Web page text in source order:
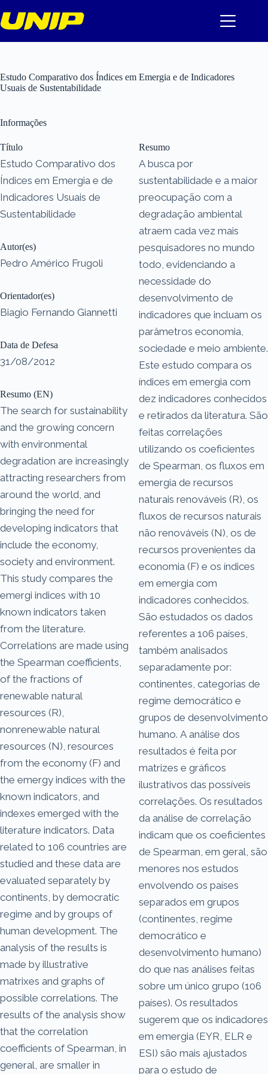
para
o
Estudo Comparativo dos Índices em Emergia e de Indicadores
Usuais de Sustentabilidade
Informações
Título
Estudo Comparativo dos
Índices em Emergia e de
Indicadores Usuais de
Sustentabilidade
Autor(es)
Pedro Américo Frugoli
Orientador(es)
Biagio Fernando Giannetti
Data de Defesa
31/08/2012
Resumo (EN)
The search for sustainability
and the growing concern
with environmental
degradation are increasingly
attracting researchers from
around the world, and
bringing the need for
developing indicators that
include the economy,
society and environment.
This study compares the
emergi indices with 10
known indicators taken
from the literature.
Correlations are made using
the Spearman coefficients,
of the fractions of
renewable natural
resources (R),
nonrenewable natural
resources (N), resources
from the economy (F) and
the emergy indices with the
known indicators, and
indexes emerged with the
literature indicators. Data
related to 106 countries are
studied and these data are
evaluated separately by
continents, by democratic
regime and by groups of
human development. The
analysis of the results is
made by illustrative
matrixes and graphs of
possible correlations. The
results of the analysis show
that the correlation
coefficients of Spearman, in
general, are smaller in
Resumo
A busca por
sustentabilidade e a maior
preocupação com a
degradação ambiental
atraem cada vez mais
pesquisadores no mundo
todo, evidenciando a
necessidade do
desenvolvimento de
indicadores que incluam os
parâmetros economia,
sociedade e meio ambiente.
Este estudo compara os
índices em emergia com
dez indicadores conhecidos
e retirados da literatura. São
feitas correlações
utilizando os coeficientes
de Spearman, os fluxos em
emergia de recursos
naturais renováveis (R), os
fluxos de recursos naturais
não renováveis (N), os de
recursos provenientes da
economia (F) e os índices
em emergia com
indicadores conhecidos.
São estudados os dados
referentes a 106 países,
também analisados
separadamente por:
continentes, categorias de
regime democrático e
grupos de desenvolvimento
humano. A análise dos
resultados é feita por
matrizes e gráficos
ilustrativos das possíveis
correlações. Os resultados
da análise de correlação
indicam que os coeficientes
de Spearman, em geral, são
menores nos estudos
envolvendo os países
separados em grupos
(continentes, regime
democrático e
desenvolvimento humano)
do que nas análises feitas
sobre um único grupo (106
países). Os resultados
sugerem que os indicadores
em emergia (EYR, ELR e
ESI) são mais ajustados
para o estudo de